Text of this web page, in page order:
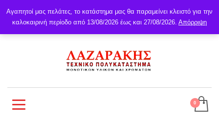
Αγαπητοί μας πελάτες, το κατάστημα μας θα παραμείνει κλειστό για την
καλοκαιρινή περίοδο από 13/08/2026 έως και 27/08/2026. Απόρριψη